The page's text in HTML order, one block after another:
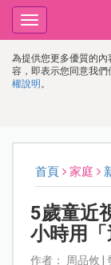
為提供您更多優質的
容，即表示您同意我
權說明 。
Toggle
navigation
首頁 家庭
5歲童近
小時用
作者： 周品攸 |